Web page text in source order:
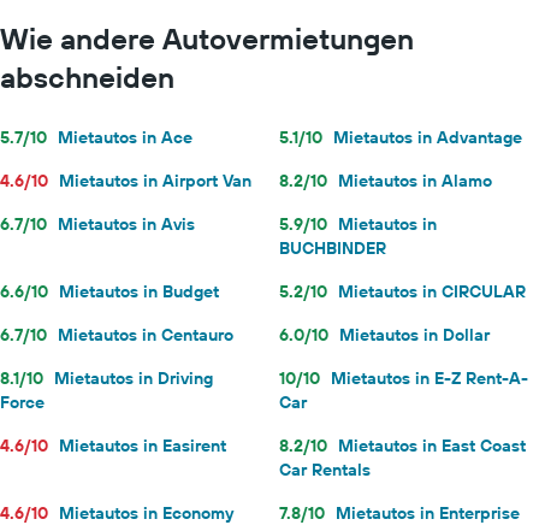
Wie andere Autovermietungen
abschneiden
5.7/10 Mietautos in Ace 5.1/10 Mietautos in Advantage
4.6/10 Mietautos in Airport Van 8.2/10 Mietautos in Alamo
6.7/10 Mietautos in Avis 5.9/10 Mietautos in
BUCHBINDER
6.6/10 Mietautos in Budget 5.2/10 Mietautos in CIRCULAR
6.7/10 Mietautos in Centauro 6.0/10 Mietautos in Dollar
8.1/10 Mietautos in Driving
Force
10/10 Mietautos in E-Z Rent-A-
Car
4.6/10 Mietautos in Easirent 8.2/10 Mietautos in East Coast
Car Rentals
4.6/10 Mietautos in Economy
7.8/10 Mietautos in Enterprise